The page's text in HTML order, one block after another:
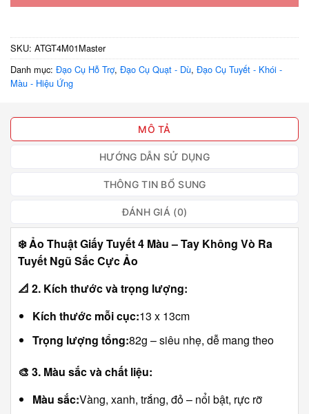
SKU: ATGT4M01Master
Danh mục: Đạo Cụ Hỗ Trợ, Đạo Cụ Quạt - Dù, Đạo Cụ Tuyết - Khói -
Màu - Hiệu Ứng
MÔ TẢ
HƯỚNG DẪN SỬ DỤNG
THÔNG TIN BỔ SUNG
ĐÁNH GIÁ (0)
❄️Ảo Thuật Giấy Tuyết 4 Màu – Tay Không Vò Ra
Tuyết Ngũ Sắc Cực Ảo
📐 2. Kích thước và trọng lượng:
Kích thước mỗi cục:13 x 13cm
Trọng lượng tổng:82g – siêu nhẹ, dễ mang theo
🎨 3. Màu sắc và chất liệu:
Màu sắc:Vàng, xanh, trắng, đỏ – nổi bật, rực rỡ